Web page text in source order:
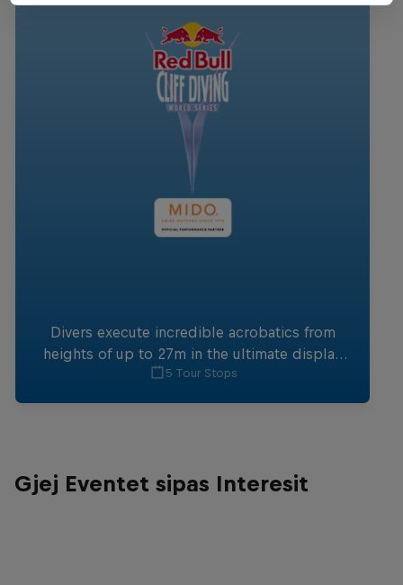
Divers execute incredible acrobatics from
heights of up to 27m in the ultimate display
of focus and skill.
5 Tour Stops
Gjej Eventet sipas Interesit